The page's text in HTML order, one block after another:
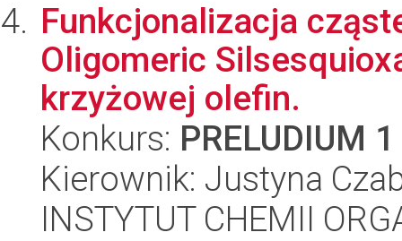
Funkcjonalizacja
Oligomeric
krzyżowej olefin.
Konkurs: PRELUDIUM 1
Kierownik: Justyna
INSTYTUT CHEMII